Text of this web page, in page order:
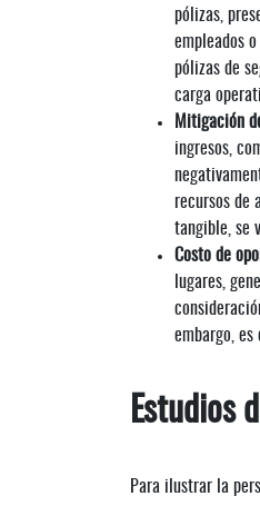
pólizas,
empleados
pólizas de
carga
Mitigación
ingresos,
recursos de
tangible, se
Costo de
lugares,
embargo,
Estudios
Para ilustrar la